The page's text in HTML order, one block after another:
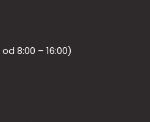
8:00 – 16:00)